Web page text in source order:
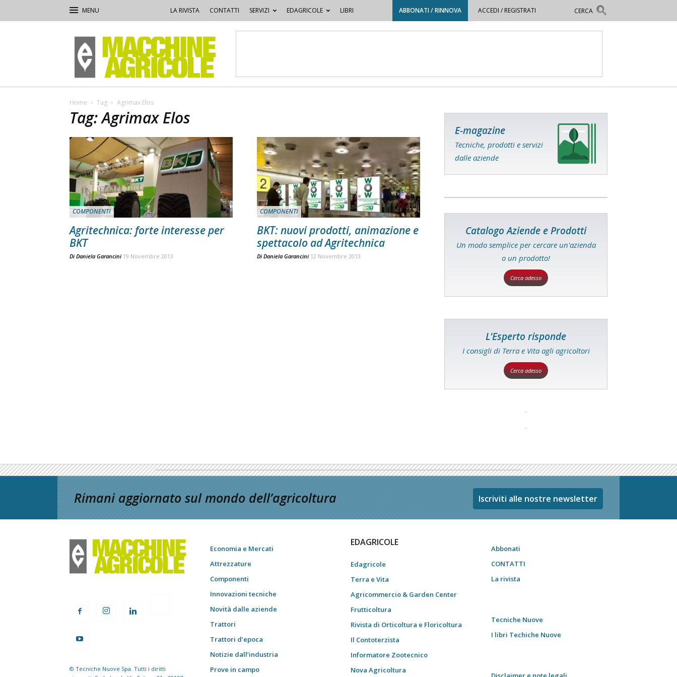
LA RIVISTA CONTATTI SERVIZI EDAGRICOLE LIBRI ABBONATI / RINNOVA ACCEDI / REGISTRATI
Macchine
Agricole
Home Tag Agrimax Elos
Tag: Agrimax Elos
COMPONENTI
Agritechnica: forte interesse per
BKT
Di Daniela Garancini 19 Novembre 2013
COMPONENTI
BKT: nuovi prodotti, animazione e
spettacolo ad Agritechnica
Di Daniela Garancini 12 Novembre 2013
E-magazine
Tecniche, prodotti e servizi
dalle aziende
Catalogo Aziende e Prodotti
Un modo semplice per cercare un'azienda
o un prodotto!
Cerca adesso
L'Esperto risponde
I consigli di Terra e Vita agli agricoltori
Cerca adesso
Rimani aggiornato sul mondo dell’agricoltura Iscriviti alle nostre newsletter
© Tecniche Nuove Spa. Tutti i diritti
Economia e Mercati
Attrezzature
Componenti
Innovazioni tecniche
Novità dalle aziende
Trattori
Trattori d’epoca
Notizie dall’industria
Prove in campo
EDAGRICOLE
Edagricole
Terra e Vita
Agricommercio & Garden Center
Frutticoltura
Rivista di Orticoltura e Floricoltura
Il Contoterzista
Informatore Zootecnico
Nova Agricoltura
Abbonati
CONTATTI
La rivista
Tecniche Nuove
I libri Techiche Nuove